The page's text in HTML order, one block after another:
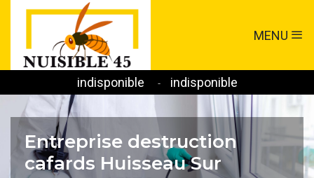
MENU
indisponible - indisponible
Entreprise destruction
cafards Huisseau Sur